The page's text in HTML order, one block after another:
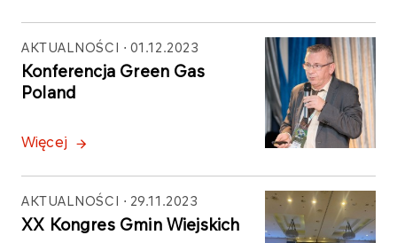
AKTUALNOŚCI 01.12.2023
Konferencja Green Gas
Poland
Więcej
AKTUALNOŚCI 29.11.2023
XX Kongres Gmin Wiejskich